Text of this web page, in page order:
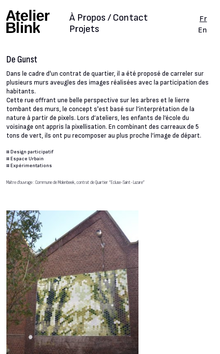
Projets
À Propos / Contact
Fr
En
De Gunst
Dans le cadre d'un contrat de quartier, il a été proposé de carreler sur
plusieurs murs aveugles des images réalisées avec la participation des
habitants.
Cette rue offrant une belle perspective sur les arbres et le lierre
tombant des murs, le concept s'est basé sur l’interprétation de la
nature à partir de pixels. Lors d’ateliers, les enfants de l’école du
voisinage ont appris la pixellisation. En combinant des carreaux de 5
tons de vert, ils ont pu recomposer au plus proche l’image de départ.
# Design participatif
# Espace Urbain
# Expérimentations
Maître d'ouvrage : Commune de Molenbeek, contrat de Quartier “Ecluse-Saint-Lazare”